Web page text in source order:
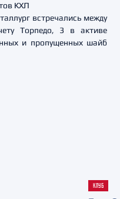
КХЛ
встречались между
Торпедо, 3 в активе
и пропущенных шайб
КЛУБ